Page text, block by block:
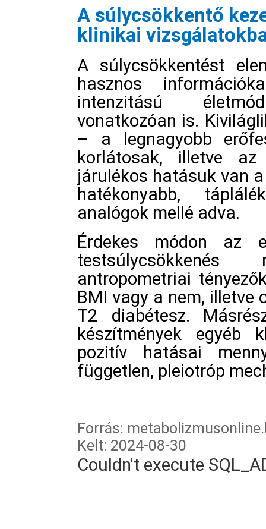
A súlycsökkentő
klinikai
A súlycsökkentést
hasznos
intenzitású
vonatkozóan is.
– a legnagyobb
korlátosak, illetve
járulékos hatásuk van
hatékonyabb,
analógok mellé adva.
Érdekes módon az
antropometriai
BMI vagy a nem, illetve
T2 diabétesz.
készítmények egyéb
pozitív hatásai
független, pleiotróp
Forrás:
Kelt: 2024-08-30
Couldn't execute